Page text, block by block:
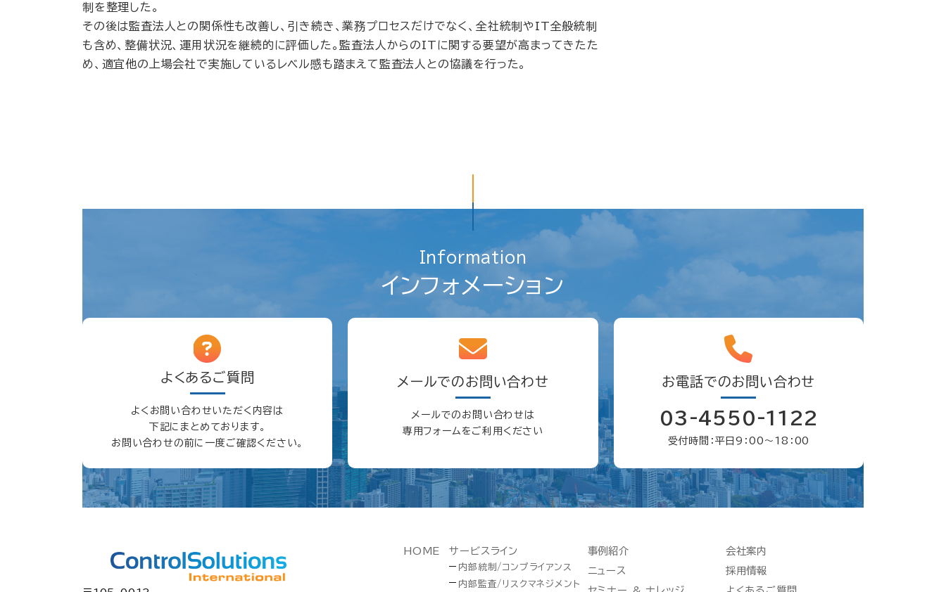
制を整理した。
その後は監査法人との関係性も改善し、引き続き、業務プロセスだけでなく、全社統制やIT全般統制
も含め、整備状況、運用状況を継続的に評価した。監査法人からのITに関する要望が高まってきたた
め、適宜他の上場会社で実施しているレベル感も踏まえて監査法人との協議を行った。
インフォメーション
Information
よくあるご質問
よくお問い合わせいただく内容は
下記にまとめております。
お問い合わせの前に一度ご確認ください。
メールでのお問い合わせ
メールでのお問い合わせは
専用フォームをご利用ください
お電話でのお問い合わせ
03-4550-1122
受付時間：平日9：00〜18：00
HOME サービスライン
内部統制/コンプライアンス
内部監査/リスクマネジメント
事例紹介
ニュース
会社案内
採用情報